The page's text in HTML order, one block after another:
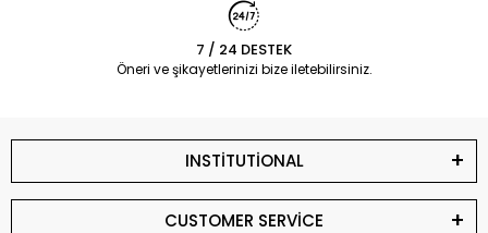
7 / 24 DESTEK
Öneri ve şikayetlerinizi bize iletebilirsiniz.
INSTİTUTİONAL
CUSTOMER SERVİCE